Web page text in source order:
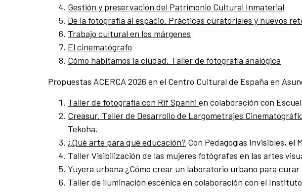
Gestión y preservación del Patrimonio Cultural Inmaterial
De la fotografía al espacio. Prácticas curatoriales y nuevos
Trabajo cultural en los márgenes
El cinematógrafo
Cómo habitamos la ciudad. Taller de fotografía analógica
Propuestas ACERCA 2026 en el Centro Cultural de España en
Taller de fotografía con Rif Spanhi en colaboración con
Creasur. Taller de Desarrollo de Largometrajes
Tekoha.
¿Qué arte para qué educación? Con Pedagogías Invisibles, el
Taller Visibilización de las mujeres fotógrafas en las artes
Yuyera urbana ¿Cómo crear un laboratorio urbano para
Taller de iluminación escénica en colaboración con el